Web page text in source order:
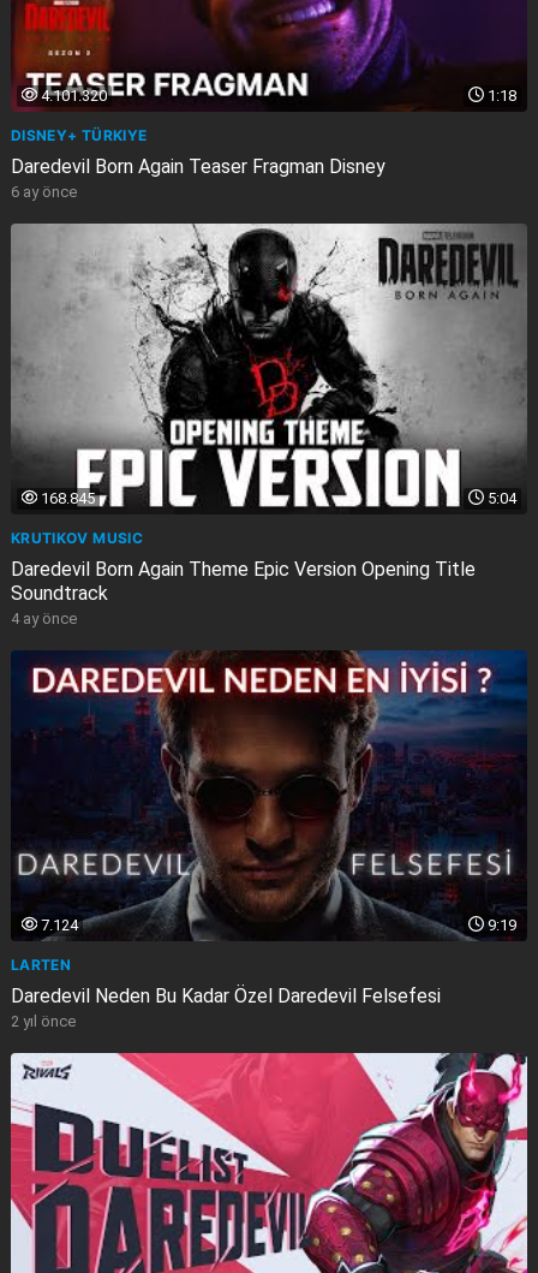
1:18
4.101.320
DISNEY+ TÜRKIYE
Daredevil Born Again Teaser Fragman Disney
6 ay önce
5:04
168.845
KRUTIKOV MUSIC
Daredevil Born Again Theme Epic Version Opening Title
Soundtrack
4 ay önce
9:19
7.124
LARTEN
Daredevil Neden Bu Kadar Özel Daredevil Felsefesi
2 yıl önce